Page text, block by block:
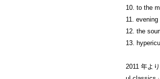
10. to the
11.
12. the
13.
2011 年よ